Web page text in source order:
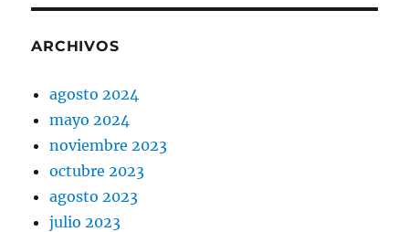
ARCHIVOS
agosto 2024
mayo 2024
noviembre 2023
octubre 2023
agosto 2023
julio 2023